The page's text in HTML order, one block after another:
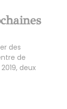
des
de
deux